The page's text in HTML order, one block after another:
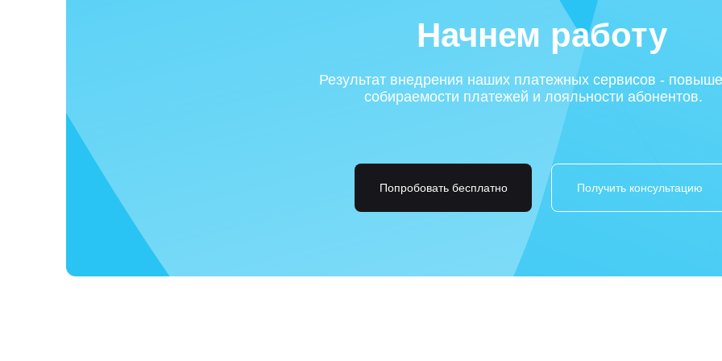
Начнем работу
Результат внедрения наших платежных сервисов -
собираемости платежей и лояльности абонентов.
Попробовать бесплатно Получить консультацию